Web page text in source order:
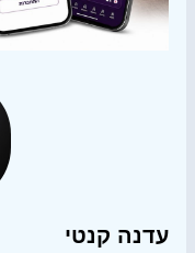
עדנה קנטי